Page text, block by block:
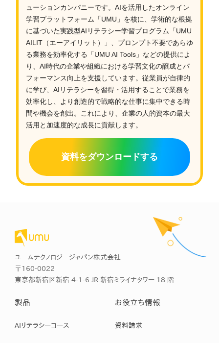
ューションカンパニーです。AIを活用したオンライン
学習プラットフォーム「UMU」を核に、学術的な根拠
に基づいた実践型AIリテラシー学習プログラム「UMU
AILIT（エーアイリット）」、プロンプト不要であらゆ
る業務を効率化する「UMU AI Tools」などの提供によ
り、AI時代の企業や組織における学習文化の醸成とパ
フォーマンス向上を支援しています。従業員が自律的
に学び、AIリテラシーを習得・活用することで業務を
効率化し、より創造的で戦略的な仕事に集中できる時
間や機会を創出。これにより、企業の人的資本の最大
活用と加速度的な成長に貢献します。
資料をダウンロードする
ユームテクノロジージャパン株式会社
〒160-0022
東京都新宿区新宿 4-1-6 JR 新宿ミライナタワー 18 階
製品
AIリテラシーコース
お役立ち情報
資料請求